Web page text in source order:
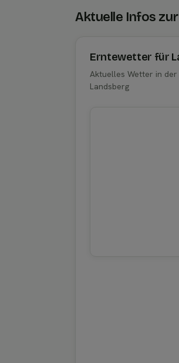
Aktuelle Infos zur
Erntewetter für
Aktuelles Wetter in der
Landsberg